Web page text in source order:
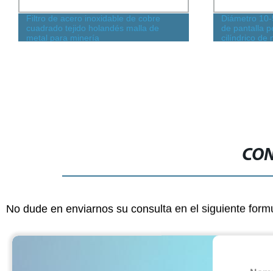
Filtro de acero inoxidable de cobre
cuadrado tejido holandés malla de
metal para minería
Diámetro
de pantalla
cilíndrico de
No dude en enviarnos su consulta en el siguiente